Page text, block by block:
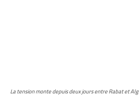
La tension monte depuis deux jours entre Rabat et